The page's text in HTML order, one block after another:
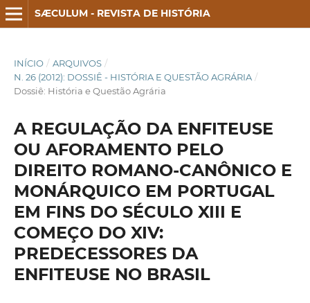
SÆCULUM - REVISTA DE HISTÓRIA
INÍCIO / ARQUIVOS /
N. 26 (2012): DOSSIÊ - HISTÓRIA E QUESTÃO AGRÁRIA /
Dossiê: História e Questão Agrária
A REGULAÇÃO DA ENFITEUSE
OU AFORAMENTO PELO
DIREITO ROMANO-CANÔNICO E
MONÁRQUICO EM PORTUGAL
EM FINS DO SÉCULO XIII E
COMEÇO DO XIV:
PREDECESSORES DA
ENFITEUSE NO BRASIL